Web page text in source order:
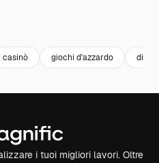
casinò giochi d'azzardo di
i tuoi migliori lavori. Oltre